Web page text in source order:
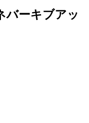
バーキブアッ